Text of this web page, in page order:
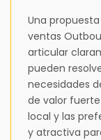
Una
ventas
articular
pueden
necesidades
de valor
local y las
y atractiva